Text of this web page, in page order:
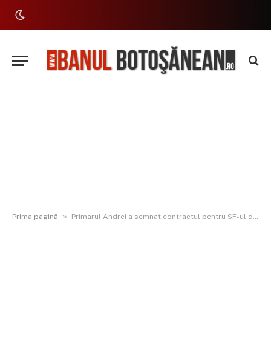
Prima pagină » Primarul Andrei a semnat contractul pentru SF-ul drumului Lebăda-Victoria, tronsonul 2 al șoselei de centură, cu o valoare de 118 milioane euro